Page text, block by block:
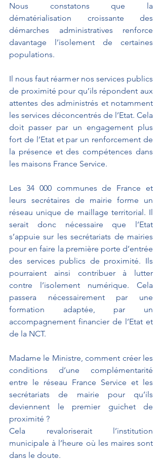
Nous constatons que la
dématérialisation croissante des
démarches administratives renforce
davantage l’isolement de certaines
populations.
Il nous faut réarmer nos services publics
de proximité pour qu’ils répondent aux
attentes des administrés et notamment
les services déconcentrés de l’Etat. Cela
doit passer par un engagement plus
fort de l’Etat et par un renforcement de
la présence et des compétences dans
les maisons France Service.
Les 34 000 communes de France et
leurs secrétaires de mairie forme un
réseau unique de maillage territorial. Il
serait donc nécessaire que l’Etat
s’appuie sur les secrétariats de mairies
pour en faire la première porte d’entrée
des services publics de proximité. Ils
pourraient ainsi contribuer à lutter
contre l’isolement numérique. Cela
passera nécessairement par une
formation adaptée, par un
accompagnement financier de l’Etat et
de la NCT.
Madame le Ministre, comment créer les
conditions d’une complémentarité
entre le réseau France Service et les
secrétariats de mairie pour qu’ils
deviennent le premier guichet de
proximité ?
Cela revaloriserait l’institution
municipale à l’heure où les maires sont
dans le doute.